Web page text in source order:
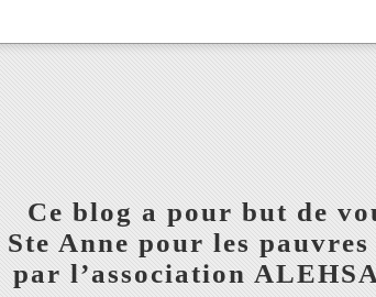
Ce blog a pour but de
Ste Anne pour les
par l’association